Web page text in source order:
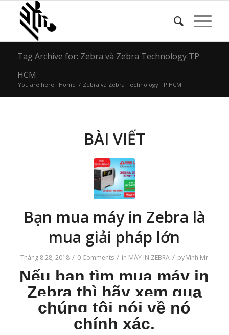
Tag Archive for: Zebra và Zebra Technology TP
HCM
You are here: Home / Zebra và Zebra Technology TP HCM
BÀI VIẾT
Bạn mua máy in Zebra là
mua giải pháp lớn
Tháng 8 28, 2018 / 0 Comments / in MÁY IN ZEBRA / byVinh Mr
Nếu bạn tìm mua máy in
Zebra thì hãy xem qua
chúng tôi nói về nó
chính xác.